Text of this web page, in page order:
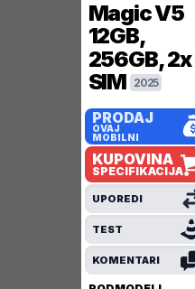
Magic V5
12GB,
256GB, 2x
SIM
2025
PRODAJ
OVAJ
MOBILNI
KUPOVINA
SPECIFIKACIJA
TEST
KOMENTARI
UPOREDI